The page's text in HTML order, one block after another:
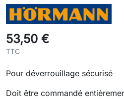
53,50 €
TTC
Pour déverrouillage sécurisé
Doit être commandé